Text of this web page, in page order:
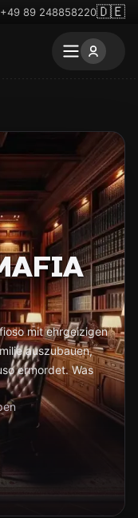
+49 89 248858220🇩🇪
mit ehrgeizigen
auszubauen,
ermordet. Was